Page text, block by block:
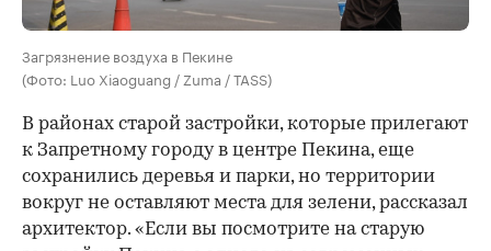
Загрязнение воздуха в Пекине
(Фото: Luo Xiaoguang / Zuma / TASS)
В районах старой застройки, которые прилегают
к Запретному городу в центре Пекина, еще
сохранились деревья и парки, но территории
вокруг не оставляют места для зелени, рассказал
архитектор. «Если вы посмотрите на старую